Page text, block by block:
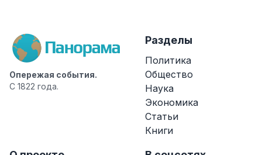
Опережая события.
С 1822 года.
Разделы
Политика
Общество
Наука
Экономика
Статьи
Книги